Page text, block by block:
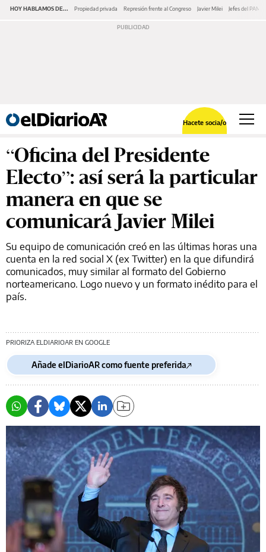
HOY HABLAMOS DE... Propiedad privada Represión frente al Congreso Javier Milei Jefes del PAMI
Hacete socia/o
“Oficina del Presidente
Electo”: así será la particular
manera en que se
comunicará Javier Milei
Su equipo de comunicación creó en las últimas horas una
cuenta en la red social X (ex Twitter) en la que difundirá
comunicados, muy similar al formato del Gobierno
norteamericano. Logo nuevo y un formato inédito para el
país.
PRIORIZA ELDIARIOAR EN GOOGLE
Añade elDiarioAR como fuente preferida